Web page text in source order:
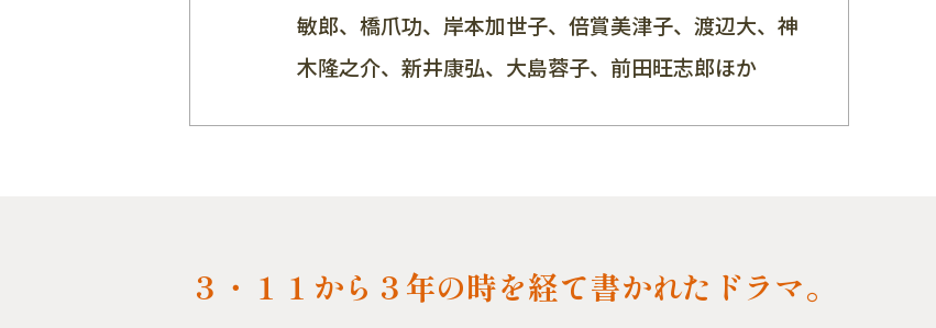
敏郎、橋爪功、岸本加世子、倍賞美津子、渡辺大、神
木隆之介、新井康弘、大島蓉子、前田旺志郎ほか
３・１１から３年の時を経て書かれたドラマ。